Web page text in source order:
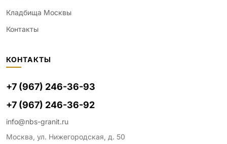
Кладбища Москвы
Контакты
КОНТАКТЫ
+7 (967) 246-36-93
+7 (967) 246-36-92
info@nbs-granit.ru
Москва, ул. Нижегородская, д. 50